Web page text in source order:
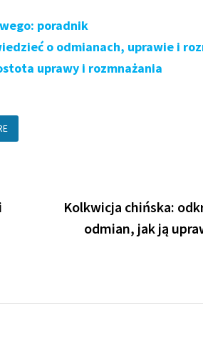
poradnik
o odmianach, uprawie i
uprawy i rozmnażania
Kolkwicja chińska:
odmian, jak ją